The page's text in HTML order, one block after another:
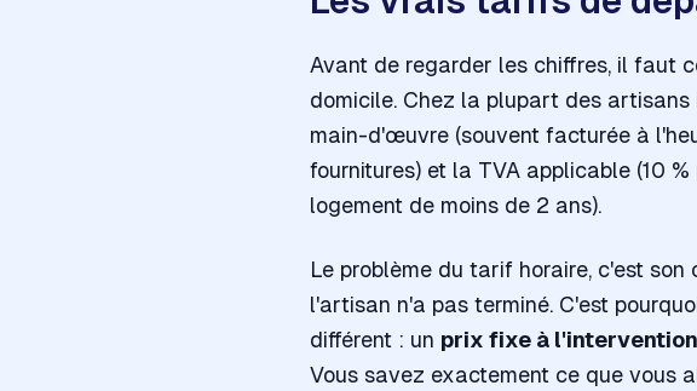
Avant de regarder les chiffres, il faut
domicile. Chez la plupart des
main-d'œuvre (souvent facturée à
fournitures) et la TVA applicable (10
logement de moins de 2 ans).
Le problème du tarif horaire, c'est
l'artisan n'a pas terminé. C'est
différent : un prix fixe à l'intervention
Vous savez exactement ce que vous